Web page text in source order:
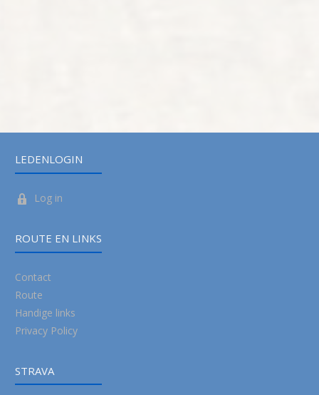
LEDENLOGIN
Log in
ROUTE EN LINKS
Contact
Route
Handige links
Privacy Policy
STRAVA